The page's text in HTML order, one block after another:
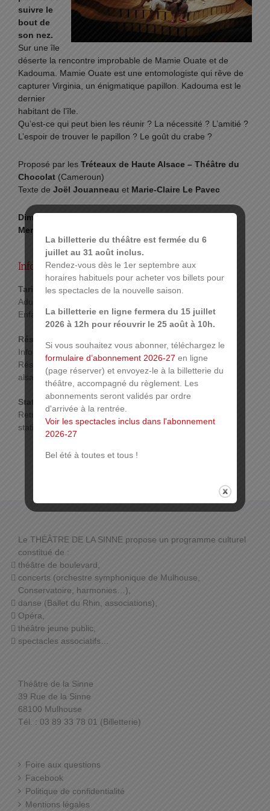
suivre le
bout de
son nez.
Sur une île
déserte la rencontre improbable de Mamie Ouate et de
Kadouma. Mamie Ouate est une entomologiste qui rêve de
capturer Virginia, un énigmatique papillon. Kadouma est le
dernier
habitant de l’île.
Qu’est-ce qui peut bien les réunir ? La nécessité ? L’amitié ?
L’espoir de trouver le papillon ? Le goût du crabe ?
Proposé par les Tréteaux de Haute Alsace – Théâtre du
Chocolat (Cameroun)
Texte de Joël Jouanneau et Marie-Claire Le Pavec
Dimanche 16 Novembre 2025 à 16h
Mercredi 19 Novembre 2025 à 15h
Infos pratiques :
Tarif :
Adultes : 12€
Enfants : 9€
Réservations :
Infos :
Réservation par mail : treteaux@mulhouse-
alsace.fr ou par tél. au 03 89 66 06 72
Stationnement :
Retrouvez toutes les infos sur les possibilités de
stationnement surwww.mulhouse.fr/stationnement
Le THÉÂTRE DE LA SINNE propose un programme culturel
constitué de :
théâtre de boulevard,
concerts (orchestre symphonique de Mulhouse,
Conservatoire, harmonies…),
danse (Ballet du Rhin, associations),
Opéra,
théâtre jeune public,
spectacles associatifs…
Théâtre de la Sinne
39 Rue de la Sinne
68100 Mulhouse
Tél. : 03 89 33 78 01 (Billetterie)
Foire aux questions
Facebook
Politique de confidentialité
Mentions légales
La billetterie du théâtre est fermée du 6
juillet au 31 août inclus.
Rendez-vous dès le 1er septembre aux
horaires habituels pour acheter vos billets pour
les spectacles de la nouvelle saison.
La billetterie en ligne fermera du 15 juillet
2026 à 12h pour réouvrir le 25 août à 10h.
Si vous souhaitez vous abonner, téléchargez le
formulaire d’abonnement 2026-27 en ligne
(page réserver) et envoyez-le à la billetterie du
théâtre, accompagné du règlement. Les
abonnements seront validés par ordre
d'arrivée à la rentrée.
Voir les spectacles inclus dans l'abonnement
2026-27
Bel été à toutes et tous !